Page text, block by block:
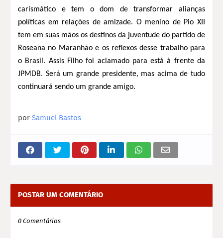
carismático e tem o dom de transformar alianças
políticas em relações de amizade. O menino de Pio XII
tem em suas mãos os destinos da juventude do partido de
Roseana no Maranhão e os reflexos desse trabalho para
o Brasil. Assis Filho foi aclamado para está à frente da
JPMDB. Será um grande presidente, mas acima de tudo
continuará sendo um grande amigo.
por Samuel Bastos
POSTAR UM COMENTÁRIO
0 Comentários